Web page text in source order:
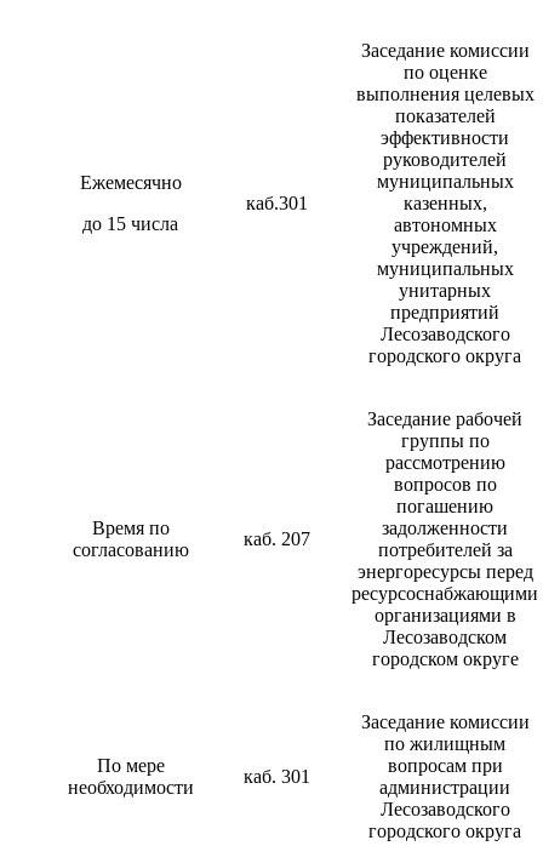
Ежемесячно
до 15 числа
каб.301
Заседание комиссии
по оценке
выполнения целевых
показателей
эффективности
руководителей
муниципальных
казенных,
автономных
учреждений,
муниципальных
унитарных
предприятий
Лесозаводского
городского округа
Время по
согласованию
каб. 207
Заседание рабочей
группы по
рассмотрению
вопросов по
погашению
задолженности
потребителей за
энергоресурсы перед
ресурсоснабжающими
организациями в
Лесозаводском
городском округе
По мере
необходимости
каб. 301
Заседание комиссии
по жилищным
вопросам при
администрации
Лесозаводского
городского округа